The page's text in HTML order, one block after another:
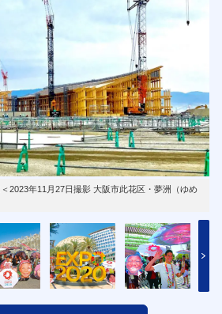
2023年11月27日撮影 大阪市此花区・夢洲（ゆめ